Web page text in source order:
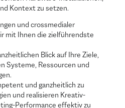
Kontext zu setzen.
und crossmedialer
mit Ihnen die zielführendste
Blick auf Ihre Ziele,
Systeme, Ressourcen und
und ganzheitlich zu
und realisieren Kreativ-
Performance effektiv zu